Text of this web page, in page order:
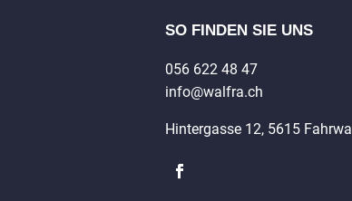
SO FINDEN SIE UNS
056 622 48 47
info@walfra.ch
Hintergasse 12, 5615